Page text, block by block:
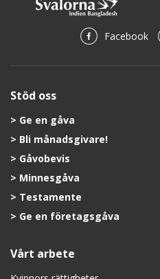
Facebook
Stöd oss
Ge en gåva
Bli månadsgivare!
Gåvobevis
Minnesgåva
Testamente
Ge en företagsgåva
Vårt arbete